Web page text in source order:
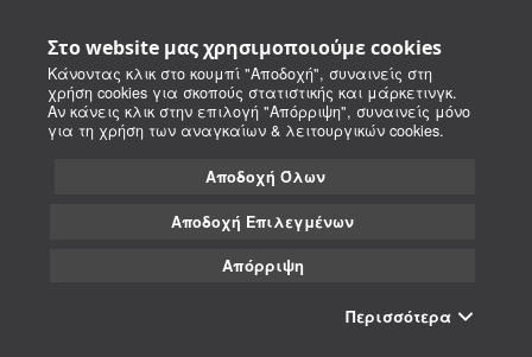
Στο website μας χρησιμοποιούμε cookies
Κάνοντας κλικ στο κουμπί "Αποδοχή", συναινείς στη
χρήση cookies για σκοπούς στατιστικής και μάρκετινγκ.
Αν κάνεις κλικ στην επιλογή "Απόρριψη", συναινείς μόνο
για τη χρήση των αναγκαίων & λειτουργικών cookies.
Αποδοχή Όλων
Αποδοχή Επιλεγμένων
Απόρριψη
Περισσότερα